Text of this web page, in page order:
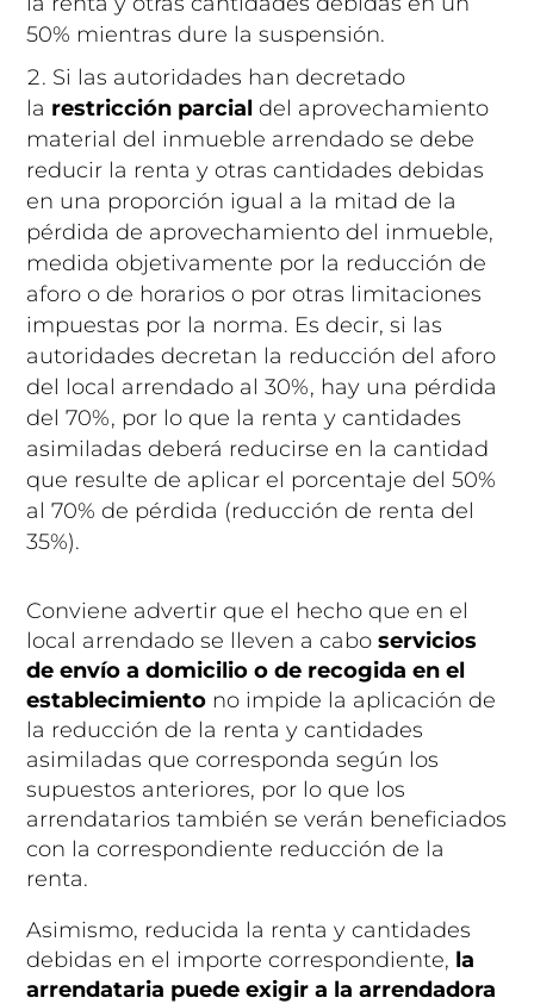
50% mientras dure la suspensión.
Si las autoridades han decretado
la restricción parcial del aprovechamiento
material del inmueble arrendado se debe
reducir la renta y otras cantidades debidas
en una proporción igual a la mitad de la
pérdida de aprovechamiento del inmueble,
medida objetivamente por la reducción de
aforo o de horarios o por otras limitaciones
impuestas por la norma. Es decir, si las
autoridades decretan la reducción del aforo
del local arrendado al 30%, hay una pérdida
del 70%, por lo que la renta y cantidades
asimiladas deberá reducirse en la cantidad
que resulte de aplicar el porcentaje del 50%
al 70% de pérdida (reducción de renta del
35%).
Conviene advertir que el hecho que en el
local arrendado se lleven a caboservicios
de envío a domicilio o de recogida en el
establecimiento no impide la aplicación de
la reducción de la renta y cantidades
asimiladas que corresponda según los
supuestos anteriores, por lo que los
arrendatarios también se verán beneficiados
con la correspondiente reducción de la
renta.
Asimismo, reducida la renta y cantidades
debidas en el importe correspondiente, la
arrendataria puede exigir a la arrendadora